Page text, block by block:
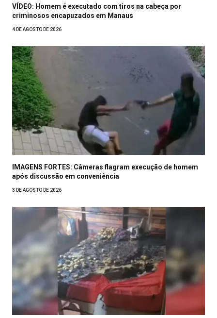
VÍDEO: Homem é executado com tiros na cabeça por
criminosos encapuzados em Manaus
4 DE AGOSTO DE 2026
IMAGENS FORTES: Câmeras flagram execução de homem
após discussão em conveniência
3 DE AGOSTO DE 2026